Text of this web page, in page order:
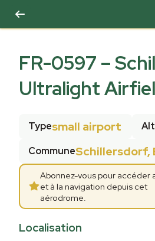
FR-0597 –
Ultralight
Typesmall airport
CommuneSchillersdorf,
Abonnez-vous pour accéder
et à la navigation depuis cet
aérodrome.
Localisation